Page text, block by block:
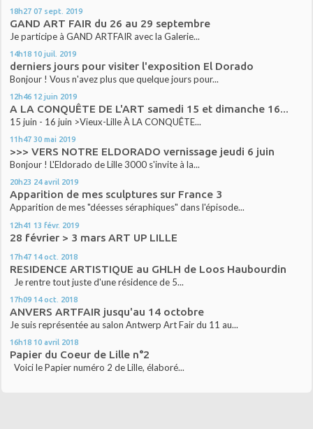
18h27 07 sept. 2019
GAND ART FAIR du 26 au 29 septembre
Je participe à GAND ARTFAIR avec la Galerie...
14h18 10 juil. 2019
derniers jours pour visiter l'exposition El Dorado
Bonjour ! Vous n'avez plus que quelque jours pour...
12h46 12 juin 2019
A LA CONQUÊTE DE L'ART samedi 15 et dimanche 16...
15 juin - 16 juin >Vieux-Lille À LA CONQUÊTE...
11h47 30 mai 2019
>>> VERS NOTRE ELDORADO vernissage jeudi 6 juin
Bonjour ! L'Eldorado de Lille 3000 s'invite à la...
20h23 24 avril 2019
Apparition de mes sculptures sur France 3
Apparition de mes "déesses séraphiques" dans l'épisode...
12h41 13 févr. 2019
28 février > 3 mars ART UP LILLE
17h47 14 oct. 2018
RESIDENCE ARTISTIQUE au GHLH de Loos Haubourdin
Je rentre tout juste d'une résidence de 5...
17h09 14 oct. 2018
ANVERS ARTFAIR jusqu'au 14 octobre
Je suis représentée au salon Antwerp Art Fair du 11 au...
16h18 10 avril 2018
Papier du Coeur de Lille n°2
Voici le Papier numéro 2 de Lille, élaboré...